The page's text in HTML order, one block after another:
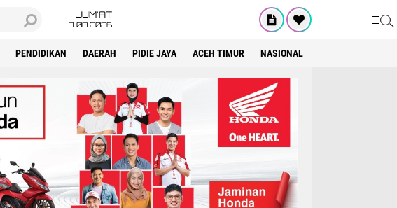
JUM'AT
7 08 2026
PENDIDIKAN DAERAH PIDIE JAYA ACEH TIMUR NASIONAL